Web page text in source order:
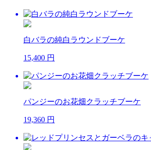
白バラの純白ラウンドブーケ
15,400 円
パンジーのお花畑クラッチブーケ
19,360 円